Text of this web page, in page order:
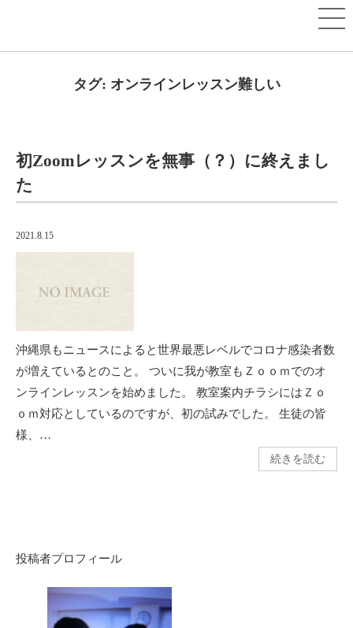
タグ: オンラインレッスン難しい
初Zoomレッスンを無事（？）に終えまし
た
2021.8.15
沖縄県もニュースによると世界最悪レベルでコロナ感染者数
が増えているとのこと。 ついに我が教室もＺｏｏｍでのオ
ンラインレッスンを始めました。 教室案内チラシにはＺｏ
ｏｍ対応としているのですが、初の試みでした。 生徒の皆
様、…
続きを読む
投稿者プロフィール